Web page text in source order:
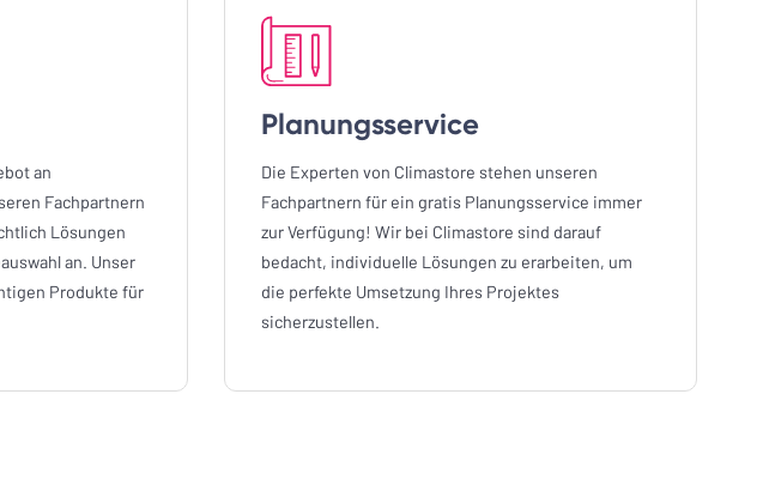
an
Fachpartnern
Lösungen
an. Unser
Produkte für
Planungsservice
Die Experten von Climastore stehen unseren
Fachpartnern für ein gratis Planungsservice immer
zur Verfügung! Wir bei Climastore sind darauf
bedacht, individuelle Lösungen zu erarbeiten, um
die perfekte Umsetzung Ihres Projektes
sicherzustellen.